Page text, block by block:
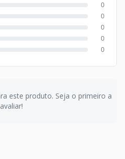
0
0
0
0
0
este produto. Seja o primeiro a
avaliar!